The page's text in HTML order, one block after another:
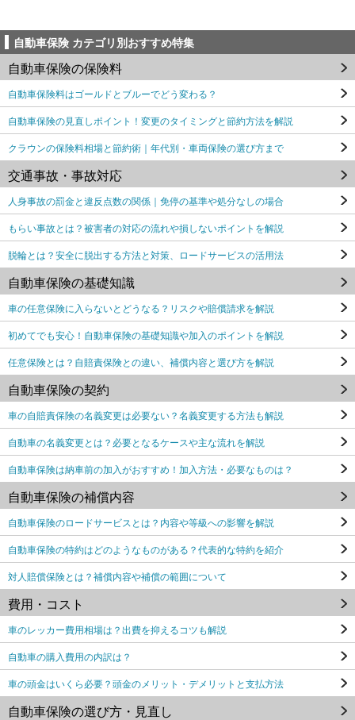
自動車保険 カテゴリ別おすすめ特集
自動車保険の保険料
自動車保険料はゴールドとブルーでどう変わる？
自動車保険の見直しポイント！変更のタイミングと節約方法を解説
クラウンの保険料相場と節約術｜年代別・車両保険の選び方まで
交通事故・事故対応
人身事故の罰金と違反点数の関係｜免停の基準や処分なしの場合
もらい事故とは？被害者の対応の流れや損しないポイントを解説
脱輪とは？安全に脱出する方法と対策、ロードサービスの活用法
自動車保険の基礎知識
車の任意保険に入らないとどうなる？リスクや賠償請求を解説
初めてでも安心！自動車保険の基礎知識や加入のポイントを解説
任意保険とは？自賠責保険との違い、補償内容と選び方を解説
自動車保険の契約
車の自賠責保険の名義変更は必要ない？名義変更する方法も解説
自動車の名義変更とは？必要となるケースや主な流れを解説
自動車保険は納車前の加入がおすすめ！加入方法・必要なものは？
自動車保険の補償内容
自動車保険のロードサービスとは？内容や等級への影響を解説
自動車保険の特約はどのようなものがある？代表的な特約を紹介
対人賠償保険とは？補償内容や補償の範囲について
費用・コスト
車のレッカー費用相場は？出費を抑えるコツも解説
自動車の購入費用の内訳は？
車の頭金はいくら必要？頭金のメリット・デメリットと支払方法
自動車保険の選び方・見直し